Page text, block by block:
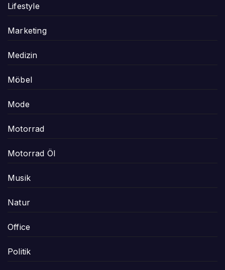
Lifestyle
Marketing
Medizin
Möbel
Mode
Motorrad
Motorrad Öl
Musik
Natur
Office
Politik